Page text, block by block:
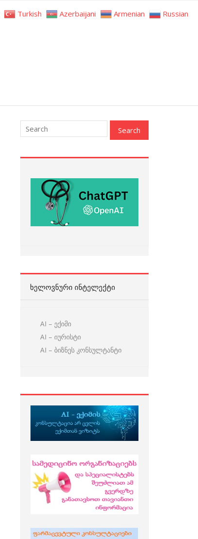
ᲮᲔᲚᲝᲕᲜᲣᲠᲘ ᲘᲜᲢᲔᲚᲔᲥᲢᲘ
AI – ექიმი
AI – იურისტი
AI – ბიზნეს კონსულტანტი
Turkish Azerbaijani Armenian Russian